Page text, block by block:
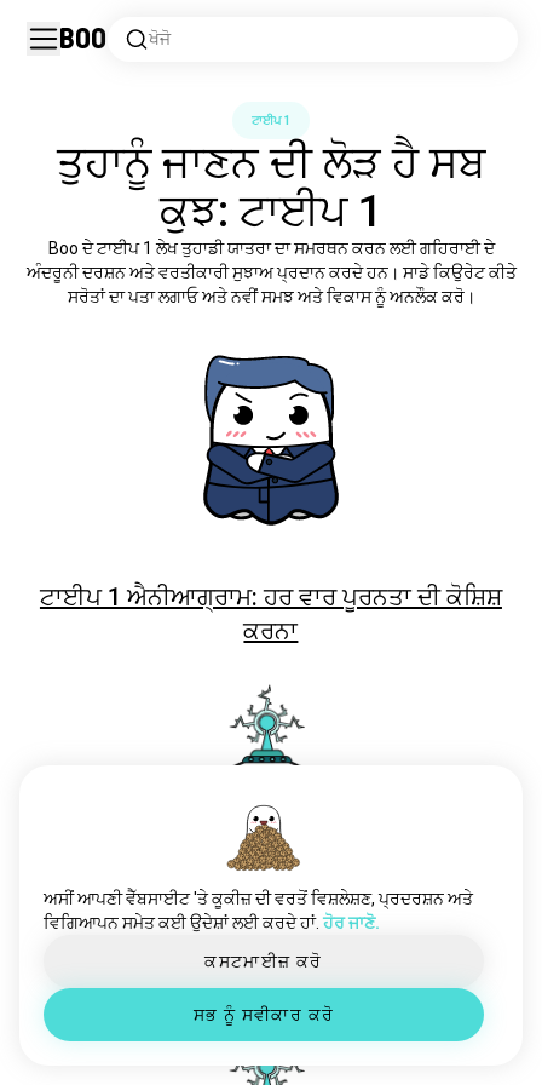
Boo ਖੋਜੋ
ਟਾਈਪ 1
ਤੁਹਾਨੂੰ ਜਾਣਨ ਦੀ ਲੋੜ ਹੈ ਸਬ
ਕੁਝ: ਟਾਈਪ 1
Boo ਦੇ ਟਾਈਪ 1 ਲੇਖ ਤੁਹਾਡੀ ਯਾਤਰਾ ਦਾ ਸਮਰਥਨ ਕਰਨ ਲਈ ਗਹਿਰਾਈ ਦੇ
ਅੰਦਰੂਨੀ ਦਰਸ਼ਨ ਅਤੇ ਵਰਤੀਕਾਰੀ ਸੁਝਾਅ ਪ੍ਰਦਾਨ ਕਰਦੇ ਹਨ। ਸਾਡੇ ਕਿਉਰੇਟ ਕੀਤੇ
ਸਰੋਤਾਂ ਦਾ ਪਤਾ ਲਗਾਓ ਅਤੇ ਨਵੀਂ ਸਮਝ ਅਤੇ ਵਿਕਾਸ ਨੂੰ ਅਨਲੌਕ ਕਰੋ।
ਟਾਈਪ 1 ਐਨੀਆਗ੍ਰਾਮ: ਹਰ ਵਾਰ ਪੂਰਨਤਾ ਦੀ ਕੋਸ਼ਿਸ਼
ਕਰਨਾ
ਨਿਜੀ ਮਿਜਾਜ਼ਾਂ ਨੂੰ ਸਮਝਣਾ: ਟਾਈਪ 1 ਐਨੀਅਗ੍ਰਾਮਾਂ ਲਈ
ਇੱਕ MBTI ਨਜ਼ਰੀਆ
ਅਸੀਂ ਆਪਣੀ ਵੈੱਬਸਾਈਟ 'ਤੇ ਕੂਕੀਜ਼ ਦੀ ਵਰਤੋਂ ਵਿਸ਼ਲੇਸ਼ਣ, ਪ੍ਰਦਰਸ਼ਨ ਅਤੇ
ਵਿਗਿਆਪਨ ਸਮੇਤ ਕਈ ਉਦੇਸ਼ਾਂ ਲਈ ਕਰਦੇ ਹਾਂ. ਹੋਰ ਜਾਣੋ.
ਕਸਟਮਾਈਜ਼ ਕਰੋ
ਸਭ ਨੂੰ ਸਵੀਕਾਰ ਕਰੋ